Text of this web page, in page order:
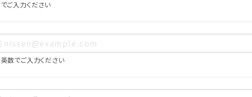
する情報であって、当該情報を構成する氏名、住所、電話番号、メールアドレ
等により、お客様個人を特定できるものをいいます。また、その情報のみで
情報と容易に照合することで、結果的にお客様個人を識別できるものも個
ご入力ください
数でご入力ください